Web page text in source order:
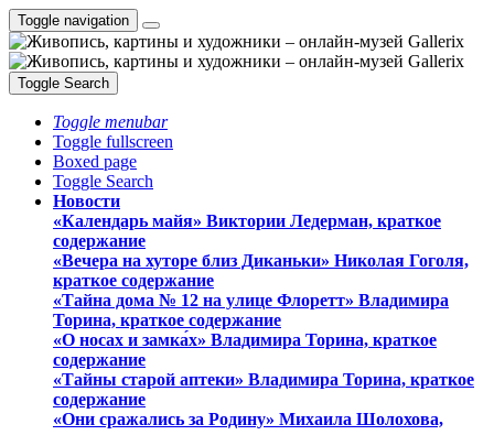
Toggle navigation
Toggle Search
Toggle menubar
Toggle fullscreen
Boxed page
Toggle Search
Новости
«Календарь майя» Виктории Ледерман, краткое
содержание
«Вечера на хуторе близ Диканьки» Николая Гоголя,
краткое содержание
«Тайна дома № 12 на улице Флоретт» Владимира
Торина, краткое содержание
«О носах и замка́х» Владимира Торина, краткое
содержание
«Тайны старой аптеки» Владимира Торина, краткое
содержание
«Они сражались за Родину» Михаила Шолохова,